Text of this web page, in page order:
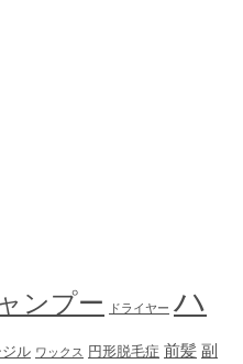
ンプー ドライヤー ハ
ジル ワックス 円形脱毛症 前髪 副